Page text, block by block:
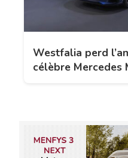
Westfalia perd
célèbre Mercedes